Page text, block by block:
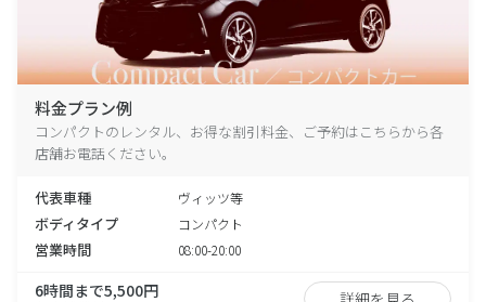
料金プラン例
コンパクトのレンタル、お得な割引料金、ご予約はこちらから各
店舗お電話ください。
代表車種 ヴィッツ等
ボディタイプ コンパクト
営業時間 08:00-20:00
6時間まで5,500円